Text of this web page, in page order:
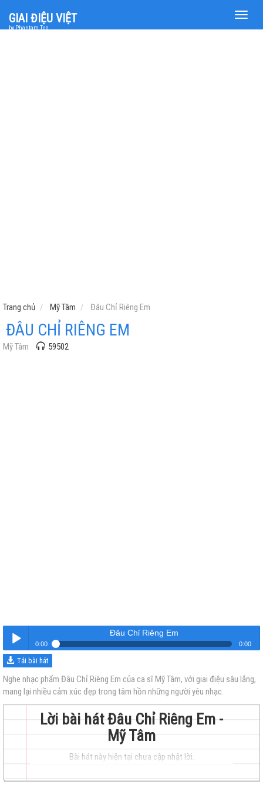
Toggle
GIAI ĐIỆU VIỆT
by Phantam Top
Trang chủ Mỹ Tâm Đâu Chỉ Riêng Em
ĐÂU CHỈ RIÊNG EM
Mỹ Tâm 59502
Nghe
Đâu Chỉ Riêng Em
0:00 0:00
Đâu Chỉ Riêng Em
Tải bài hát
Nghe nhạc phẩm Đâu Chỉ Riêng Em của ca sĩ Mỹ Tâm, với giai điệu sâu lắng,
mang lại nhiều cảm xúc đẹp trong tâm hồn những người yêu nhạc.
Lời bài hát Đâu Chỉ Riêng Em -
Mỹ Tâm
Bài hát này hiện tại chưa cập nhật lời.